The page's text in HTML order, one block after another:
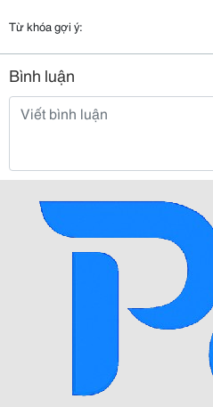
Từ khóa gợi ý:
Bình luận